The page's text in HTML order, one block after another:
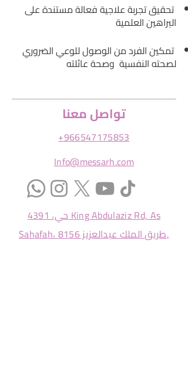
تحقيق تجربة علاجية فعالة مستندة على
البراهين العلمية
تمكين الفرد من الوصول للوعي الضروري
لصحته النفسية وصحة عائلته
تواصل معنا
+966547175853
Info@messarh.com
حي، 4391 King Abdulaziz Rd, As
Sahafah، طريق الملك عبدالعزيز 8156,